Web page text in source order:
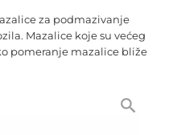
za podmazivanje
Mazalice koje su većeg
pomeranje mazalice bliže